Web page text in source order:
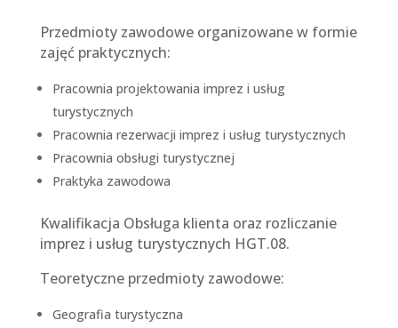
Przedmioty zawodowe organizowane w formie
zajęć praktycznych:
Pracownia projektowania imprez i usług
turystycznych
Pracownia rezerwacji imprez i usług turystycznych
Pracownia obsługi turystycznej
Praktyka zawodowa
Kwalifikacja Obsługa klienta oraz rozliczanie
imprez i usług turystycznych HGT.08.
Teoretyczne przedmioty zawodowe:
Geografia turystyczna